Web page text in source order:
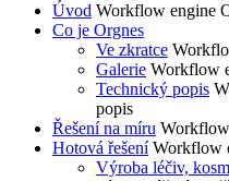
Úvod Workflow engine
Co je Orgnes
Ve zkratce
Galerie Workflow
Technický popis
popis
Řešení na míru
Hotová řešení Workflow
Výroba léčiv,